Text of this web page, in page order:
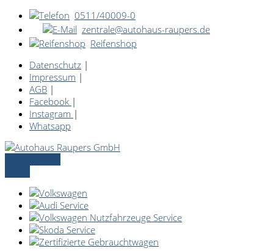
0511/40009-0
zentrale@autohaus-raupers.de
Reifenshop
Datenschutz |
Impressum |
AGB |
Facebook |
Instagram |
Whatsapp